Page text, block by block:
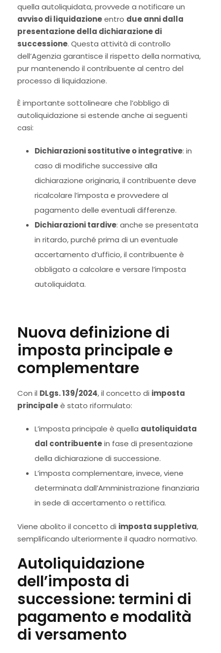
quella autoliquidata, provvede a notificare un
avviso di liquidazioneentro due anni dalla
presentazione della dichiarazione di
successione. Questa attività di controllo
dell’Agenzia garantisce il rispetto della normativa,
pur mantenendo il contribuente al centro del
processo di liquidazione.
È importante sottolineare che l’obbligo di
autoliquidazione si estende anche ai seguenti
casi:
Dichiarazioni sostitutive o integrative: in
caso di modifiche successive alla
dichiarazione originaria, il contribuente deve
ricalcolare l’imposta e provvedere al
pagamento delle eventuali differenze.
Dichiarazioni tardive: anche se presentata
in ritardo, purché prima di un eventuale
accertamento d’ufficio, il contribuente è
obbligato a calcolare e versare l’imposta
autoliquidata.
Nuova definizione di
imposta principale e
complementare
Con il DLgs. 139/2024, il concetto di imposta
principaleè stato riformulato:
L’imposta principale è quella autoliquidata
dal contribuentein fase di presentazione
della dichiarazione di successione.
L’imposta complementare, invece, viene
determinata dall’Amministrazione finanziaria
in sede di accertamento o rettifica.
Viene abolito il concetto di imposta suppletiva,
semplificando ulteriormente il quadro normativo.
Autoliquidazione
dell’imposta di
successione: termini di
pagamento e modalità
di versamento